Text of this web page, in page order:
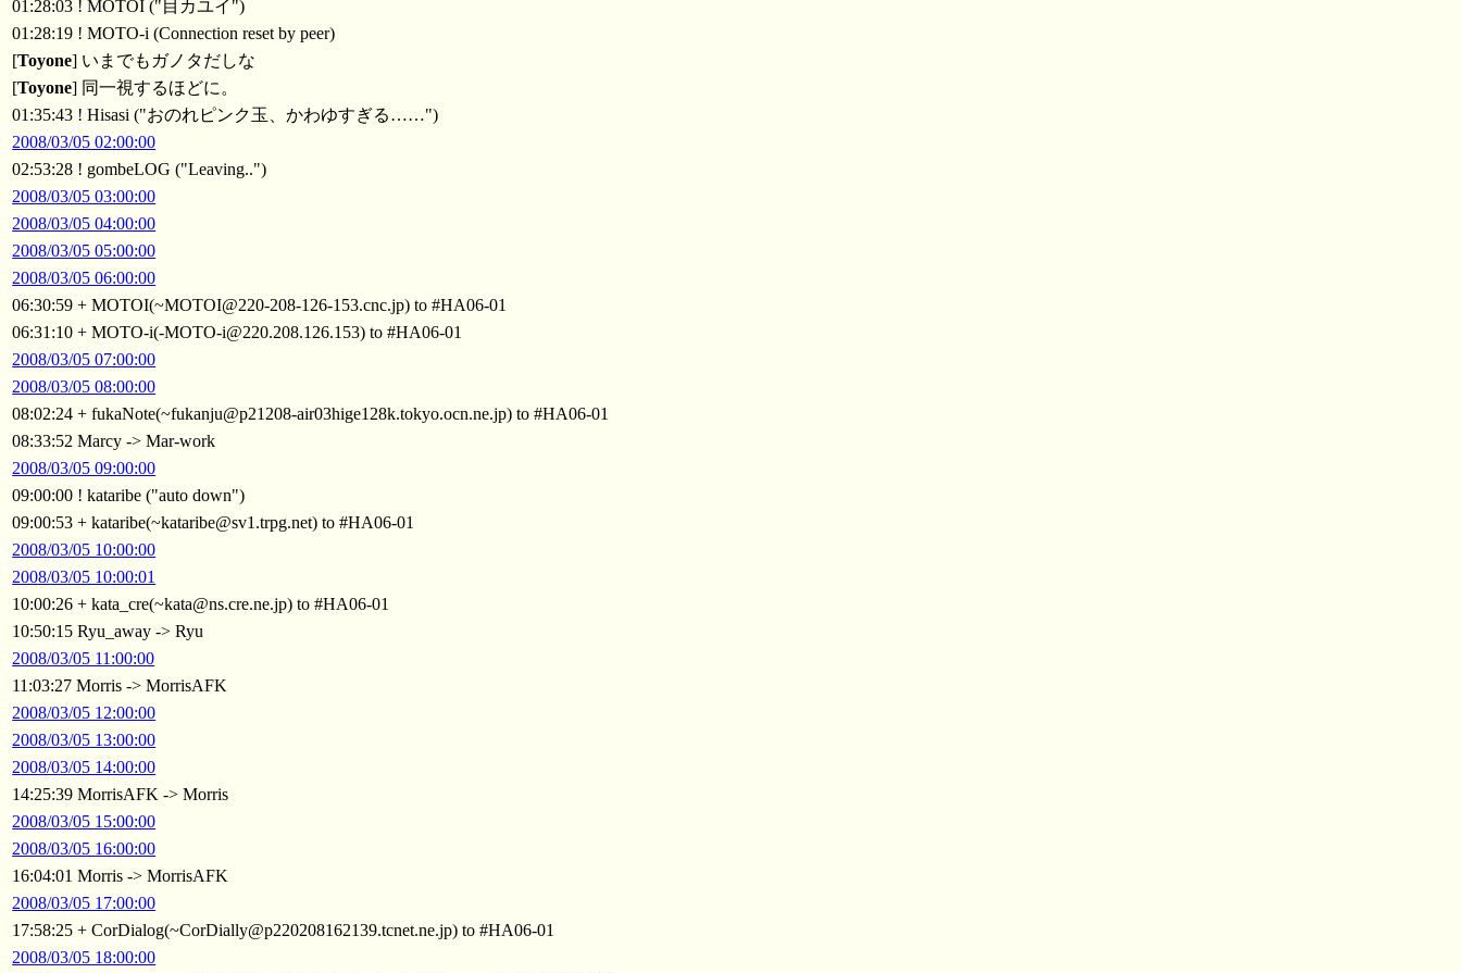
01:28:03 ! MOTOI ("目カユイ")
01:28:19 ! MOTO-i (Connection reset by peer)
[Toyone] いまでもガノタだしな
[Toyone] 同一視するほどに。
01:35:43 ! Hisasi ("おのれピンク玉、かわゆすぎる……")
2008/03/05 02:00:00
02:53:28 ! gombeLOG ("Leaving..")
2008/03/05 03:00:00
2008/03/05 04:00:00
2008/03/05 05:00:00
2008/03/05 06:00:00
06:30:59 + MOTOI(~MOTOI@220-208-126-153.cnc.jp) to #HA06-01
06:31:10 + MOTO-i(-MOTO-i@220.208.126.153) to #HA06-01
2008/03/05 07:00:00
2008/03/05 08:00:00
08:02:24 + fukaNote(~fukanju@p21208-air03hige128k.tokyo.ocn.ne.jp) to #HA06-01
08:33:52 Marcy -> Mar-work
2008/03/05 09:00:00
09:00:00 ! kataribe ("auto down")
09:00:53 + kataribe(~kataribe@sv1.trpg.net) to #HA06-01
2008/03/05 10:00:00
2008/03/05 10:00:01
10:00:26 + kata_cre(~kata@ns.cre.ne.jp) to #HA06-01
10:50:15 Ryu_away -> Ryu
2008/03/05 11:00:00
11:03:27 Morris -> MorrisAFK
2008/03/05 12:00:00
2008/03/05 13:00:00
2008/03/05 14:00:00
14:25:39 MorrisAFK -> Morris
2008/03/05 15:00:00
2008/03/05 16:00:00
16:04:01 Morris -> MorrisAFK
2008/03/05 17:00:00
17:58:25 + CorDialog(~CorDially@p220208162139.tcnet.ne.jp) to #HA06-01
2008/03/05 18:00:00